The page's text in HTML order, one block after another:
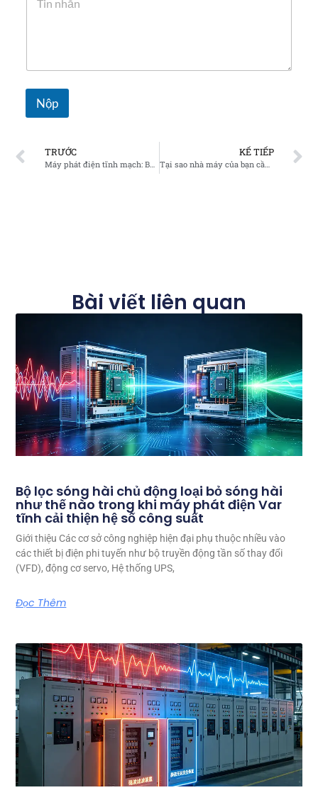
Nộp
TRƯỚC
Máy phát điện tĩnh mạch: Bù công suất phản kháng thông minh cho khai thác mỏ
KẾ TIẾP
Tại sao nhà máy của bạn cần cả Bộ lọc sóng hài chủ động và Bộ tạo Var tĩnh
Bài viết liên quan
Bộ lọc sóng hài chủ động loại bỏ sóng hài
như thế nào trong khi máy phát điện Var
tĩnh cải thiện hệ số công suất
Giới thiệu Các cơ sở công nghiệp hiện đại phụ thuộc nhiều vào
các thiết bị điện phi tuyến như bộ truyền động tần số thay đổi
(VFD), động cơ servo, Hệ thống UPS,
Đọc Thêm